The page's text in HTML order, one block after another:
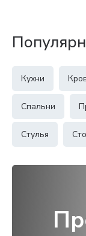
Кухни
Спальни
Стулья